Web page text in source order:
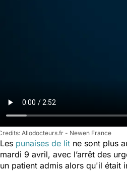
Allodocteurs.fr - Newen France
Les punaises de lit ne sont plus
mardi 9 avril, avec l’arrêt des
un patient admis alors qu'il était